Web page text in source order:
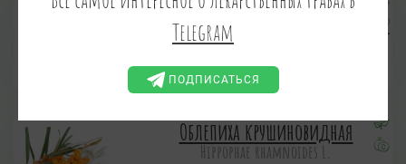
Мята водяная
Mentha aquatica
МЯТА РЕЧНАЯ
Облепиха крушиновидная
Hippophae rhamnoides L.
Telegram
ПОДПИСАТЬСЯ